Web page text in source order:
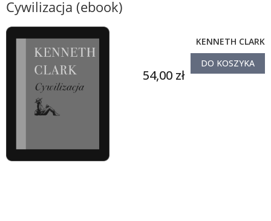
Cywilizacja (ebook)
KENNETH CLARK
54,00 zł
DO KOSZYKA